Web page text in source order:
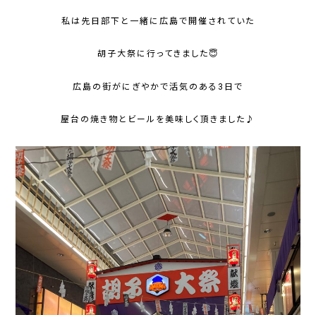
私は先日部下と一緒に広島で開催されていた
胡子大祭に行ってきました😇
広島の街がにぎやかで活気のある3日で
屋台の焼き物とビールを美味しく頂きました♪